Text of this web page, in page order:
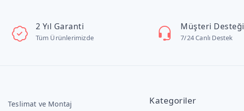
2 Yıl Garanti
Tüm Ürünlerimizde
Müşteri Desteği
7/24 Canlı Destek
Teslimat ve Montaj
Kategoriler